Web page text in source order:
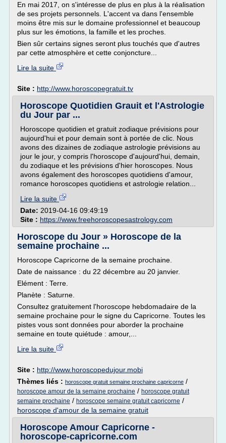
En mai 2017, on s'intéresse de plus en plus à la réalisation
de ses projets personnels. L'accent va dans l'ensemble
moins être mis sur le domaine professionnel et beaucoup
plus sur les émotions, la famille et les proches.
Bien sûr certains signes seront plus touchés que d'autres
par cette atmosphère et cette conjoncture...
Lire la suite
Site : http://www.horoscopegratuit.tv
Horoscope Quotidien Grauit et l'Astrologie
du Jour par ...
Horoscope quotidien et gratuit zodiaque prévisions pour
aujourd'hui et pour demain sont à portée de clic. Nous
avons des dizaines de zodiaque astrologie prévisions au
jour le jour, y compris l'horoscope d'aujourd'hui, demain,
du zodiaque et les prévisions d'hier horoscopes. Nous
avons également des horoscopes quotidiens d'amour,
romance horoscopes quotidiens et astrologie relation...
Lire la suite
Date: 2019-04-16 09:49:19
Site : https://www.freehoroscopesastrology.com
Horoscope du Jour » Horoscope de la
semaine prochaine ...
Horoscope Capricorne de la semaine prochaine.
Date de naissance : du 22 décembre au 20 janvier.
Elément : Terre.
Planète : Saturne.
Consultez gratuitement l'horoscope hebdomadaire de la
semaine prochaine pour le signe du Capricorne. Toutes les
pistes vous sont données pour aborder la prochaine
semaine en toute quiétude : amour,...
Lire la suite
Site : http://www.horoscopedujour.mobi
Thèmes liés : horoscope gratuit semaine prochaine capricorne /
horoscope amour de la semaine prochaine / horoscope gratuit
semaine prochaine / horoscope semaine gratuit capricorne /
horoscope d'amour de la semaine gratuit
Horoscope Amour Capricorne -
horoscope-capricorne.com